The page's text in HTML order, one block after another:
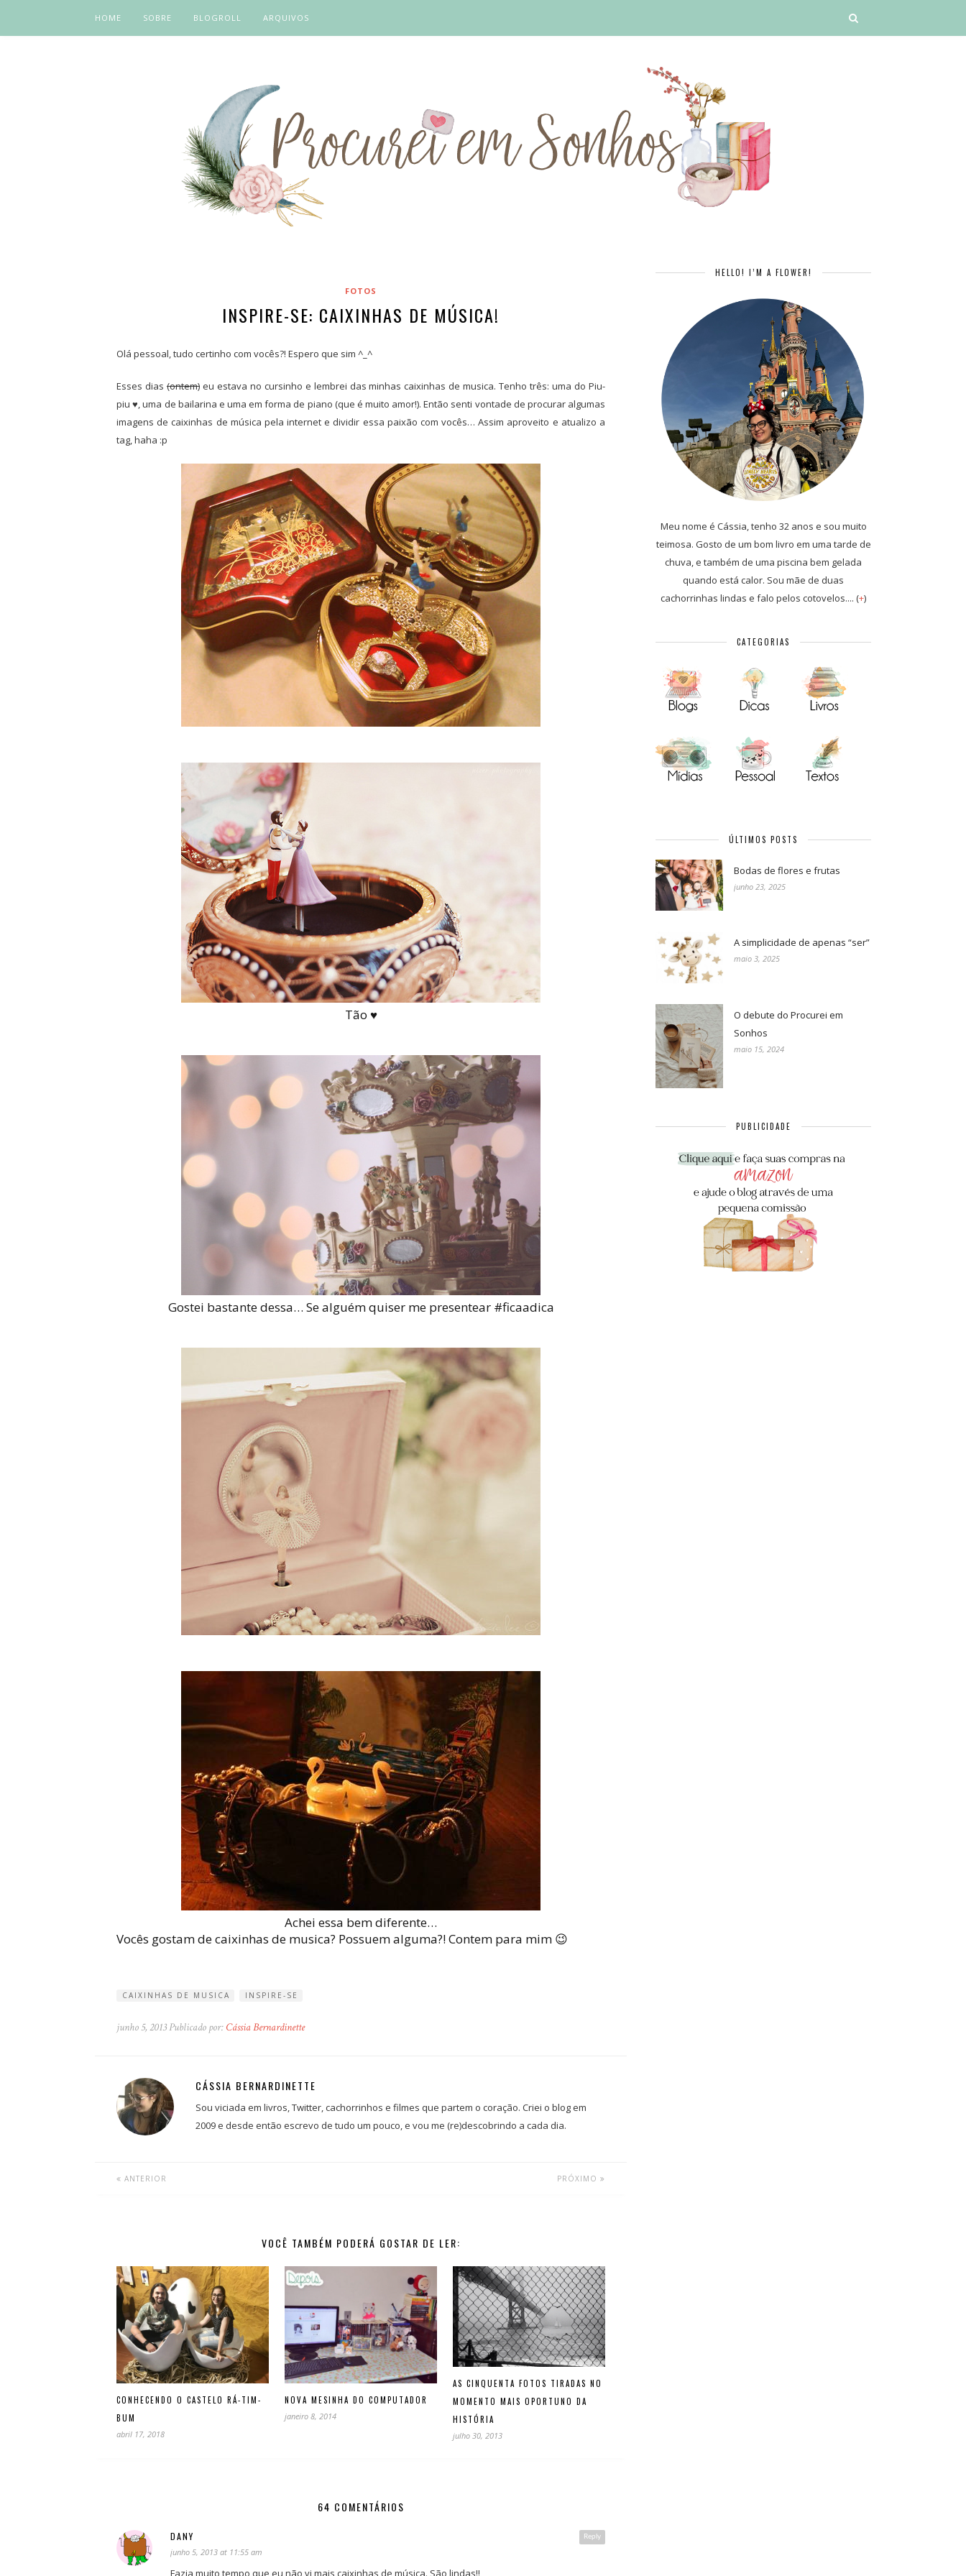
HOME SOBRE BLOGROLL ARQUIVOS
FOTOS
INSPIRE-SE: CAIXINHAS DE MÚSICA!
Olá pessoal, tudo certinho com vocês?! Espero que sim ^_^
Esses dias (ontem)eu estava no cursinho e lembrei das minhas caixinhas de musica. Tenho três: uma do Piu-
piu ♥, uma de bailarina e uma em forma de piano (que é muito amor!). Então senti vontade de procurar algumas
imagens de caixinhas de música pela internet e dividir essa paixão com vocês… Assim aproveito e atualizo a
tag, haha :p
Tão ♥
Gostei bastante dessa… Se alguém quiser me presentear #ficaadica
Achei essa bem diferente…
Vocês gostam de caixinhas de musica? Possuem alguma?! Contem para mim 😉
CAIXINHAS DE MUSICA INSPIRE-SE
junho 5, 2013 Publicado por: Cássia Bernardinette
CÁSSIA BERNARDINETTE
Sou viciada em livros, Twitter, cachorrinhos e filmes que partem o coração. Criei o blog em
2009 e desde então escrevo de tudo um pouco, e vou me (re)descobrindo a cada dia.
ANTERIOR PRÓXIMO
VOCÊ TAMBÉM PODERÁ GOSTAR DE LER:
CONHECENDO O CASTELO RÁ-TIM-
BUM
abril 17, 2018
NOVA MESINHA DO COMPUTADOR
janeiro 8, 2014
AS CINQUENTA FOTOS TIRADAS NO
MOMENTO MAIS OPORTUNO DA
HISTÓRIA
julho 30, 2013
64 COMENTÁRIOS
Reply
DANY
junho 5, 2013 at 11:55 am
Fazia muito tempo que eu não vi mais caixinhas de música. São lindas!!
HELLO! I’M A FLOWER!
Meu nome é Cássia, tenho 32 anos e sou muito
teimosa. Gosto de um bom livro em uma tarde de
chuva, e também de uma piscina bem gelada
quando está calor. Sou mãe de duas
cachorrinhas lindas e falo pelos cotovelos.... (+)
CATEGORIAS
ÚLTIMOS POSTS
Bodas de flores e frutas
junho 23, 2025
A simplicidade de apenas “ser”
maio 3, 2025
O debute do Procurei em
Sonhos
maio 15, 2024
PUBLICIDADE